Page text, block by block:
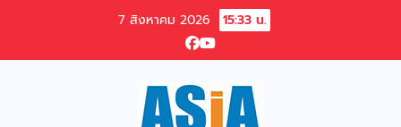
content
7 สิงหาคม 2026 15:33 น.